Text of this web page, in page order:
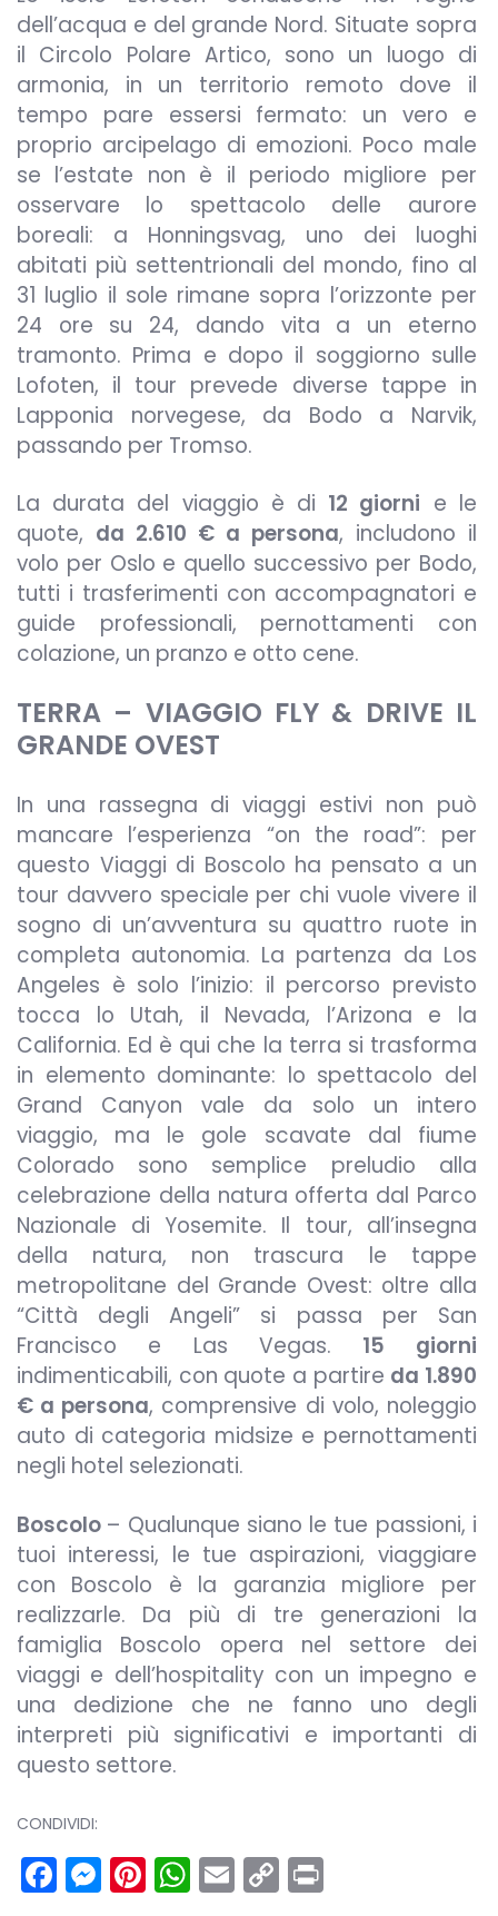
dell’acqua e del grande Nord. Situate sopra
il Circolo Polare Artico, sono un luogo di
armonia, in un territorio remoto dove il
tempo pare essersi fermato: un vero e
proprio arcipelago di emozioni. Poco male
se l’estate non è il periodo migliore per
osservare lo spettacolo delle aurore
boreali: a Honningsvag, uno dei luoghi
abitati più settentrionali del mondo, fino al
31 luglio il sole rimane sopra l’orizzonte per
24 ore su 24, dando vita a un eterno
tramonto. Prima e dopo il soggiorno sulle
Lofoten, il tour prevede diverse tappe in
Lapponia norvegese, da Bodo a Narvik,
passando per Tromso.
La durata del viaggio è di 12 giorni e le
quote, da 2.610 € a persona, includono il
volo per Oslo e quello successivo per Bodo,
tutti i trasferimenti con accompagnatori e
guide professionali, pernottamenti con
colazione, un pranzo e otto cene.
TERRA – VIAGGIO FLY & DRIVE IL
GRANDE OVEST
In una rassegna di viaggi estivi non può
mancare l’esperienza “on the road”: per
questo Viaggi di Boscolo ha pensato a un
tour davvero speciale per chi vuole vivere il
sogno di un’avventura su quattro ruote in
completa autonomia. La partenza da Los
Angeles è solo l’inizio: il percorso previsto
tocca lo Utah, il Nevada, l’Arizona e la
California. Ed è qui che la terra si trasforma
in elemento dominante: lo spettacolo del
Grand Canyon vale da solo un intero
viaggio, ma le gole scavate dal fiume
Colorado sono semplice preludio alla
celebrazione della natura offerta dal Parco
Nazionale di Yosemite. Il tour, all’insegna
della natura, non trascura le tappe
metropolitane del Grande Ovest: oltre alla
“Città degli Angeli” si passa per San
Francisco e Las Vegas. 15 giorni
indimenticabili, con quote a partire da 1.890
€ a persona, comprensive di volo, noleggio
auto di categoria midsize e pernottamenti
negli hotel selezionati.
Boscolo – Qualunque siano le tue passioni, i
tuoi interessi, le tue aspirazioni, viaggiare
con Boscolo è la garanzia migliore per
realizzarle. Da più di tre generazioni la
famiglia Boscolo opera nel settore dei
viaggi e dell’hospitality con un impegno e
una dedizione che ne fanno uno degli
interpreti più significativi e importanti di
questo settore.
CONDIVIDI:
Facebook
Messenger
Pinterest
WhatsApp
Email
Copy